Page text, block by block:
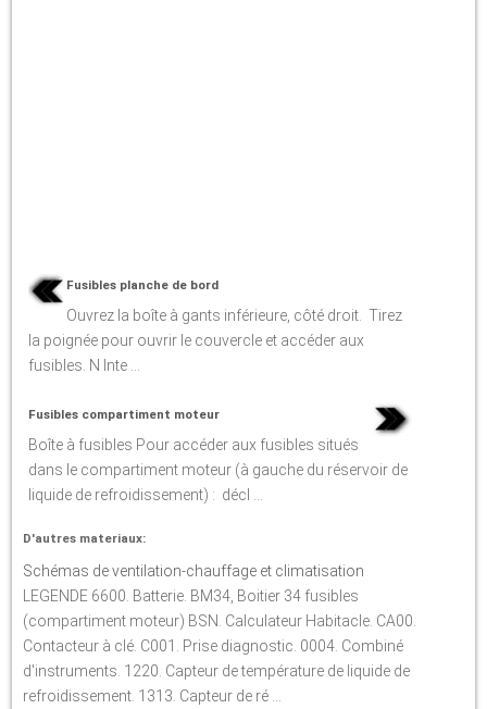
Fusibles planche de bord
Ouvrez la boîte à gants inférieure, côté droit. Tirez
la poignée pour ouvrir le couvercle et accéder aux
fusibles. N Inte ...
Fusibles compartiment moteur
Boîte à fusibles Pour accéder aux fusibles situés
dans le compartiment moteur (à gauche du réservoir de
liquide de refroidissement) : décl ...
D'autres materiaux:
Schémas de ventilation-chauffage et climatisation
LEGENDE 6600. Batterie. BM34, Boitier 34 fusibles
(compartiment moteur) BSN. Calculateur Habitacle. CA00.
Contacteur à clé. C001. Prise diagnostic. 0004. Combiné
d'instruments. 1220. Capteur de température de liquide de
refroidissement. 1313. Capteur de ré ...